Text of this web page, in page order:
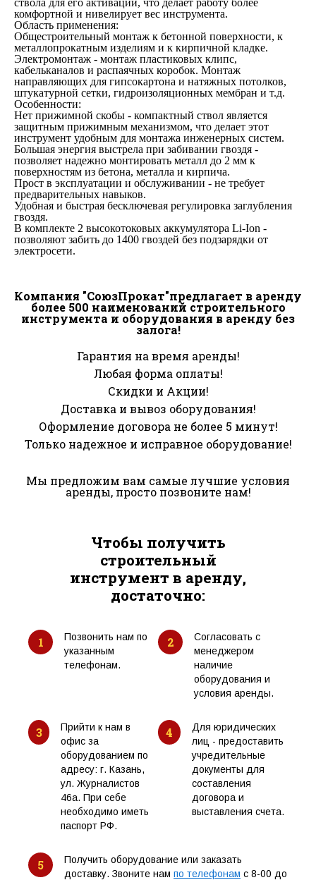
ствола для его активации, что делает работу более
комфортной и нивелирует вес инструмента.
Область применения:
Общестроительный монтаж к бетонной поверхности, к
металлопрокатным изделиям и к кирпичной кладке.
Электромонтаж - монтаж пластиковых клипс,
кабельканалов и распаячных коробок. Монтаж
направляющих для гипсокартона и натяжных потолков,
штукатурной сетки, гидроизоляционных мембран и т.д.
Особенности:
Нет прижимной скобы - компактный ствол является
защитным прижимным механизмом, что делает этот
инструмент удобным для монтажа инженерных систем.
Большая энергия выстрела при забивании гвоздя -
позволяет надежно монтировать металл до 2 мм к
поверхностям из бетона, металла и кирпича.
Прост в эксплуатации и обслуживании - не требует
предварительных навыков.
Удобная и быстрая бесключевая регулировка заглубления
гвоздя.
В комплекте 2 высокотоковых аккумулятора Li-Ion -
позволяют забить до 1400 гвоздей без подзарядки от
электросети.
Компания "СоюзПрокат"предлагает в аренду
более 500 наименований строительного
инструмента и оборудования в аренду без
залога!
Гарантия на время аренды!
Любая форма оплаты!
Скидки и Акции!
Доставка и вывоз оборудования!
Оформление договора не более 5 минут!
Только надежное и исправное оборудование!
Мы предложим вам самые лучшие условия
аренды, просто позвоните нам!
Чтобы получить
строительный
инструмент в аренду,
достаточно:
1
Позвонить нам по
указанным
телефонам.
2
Согласовать с
менеджером
наличие
оборудования и
условия аренды.
3
Прийти к нам в
офис за
оборудованием по
адресу: г. Казань,
ул. Журналистов
46а. При себе
необходимо иметь
паспорт РФ.
4
Для юридических
лиц - предоставить
учредительные
документы для
составления
договора и
выставления счета.
5
Получить оборудование или заказать
доставку. Звоните нам по телефонам с 8-00 до